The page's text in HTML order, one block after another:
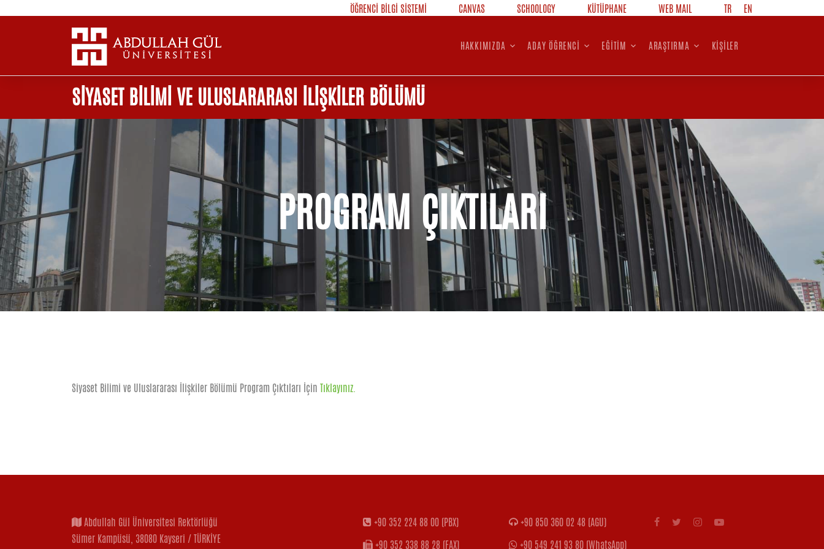
ÖĞRENCİ BİLGİ SİSTEMİ CANVAS SCHOOLOGY KÜTÜPHANE WEB MAIL TR EN
HAKKIMIZDA ADAY ÖĞRENCİ EĞİTİM ARAŞTIRMA KİŞİLER
SİYASET BİLİMİ VE ULUSLARARASI İLİŞKİLER BÖLÜMÜ
PROGRAM ÇIKTILARI
Siyaset Bilimi ve Uluslararası İlişkiler Bölümü Program Çıktıları İçin Tıklayınız.
Abdullah Gül Üniversitesi Rektörlüğü
Sümer Kampüsü, 38080 Kayseri / TÜRKİYE
+90 352 224 88 00 (PBX)
+90 352 338 88 28 (FAX)
+90 850 360 02 48 (AGU)
+90 549 241 93 80 (WhatsApp)